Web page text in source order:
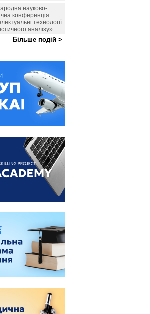
науково-
конференція
технології
аналізу»
Більше подій >